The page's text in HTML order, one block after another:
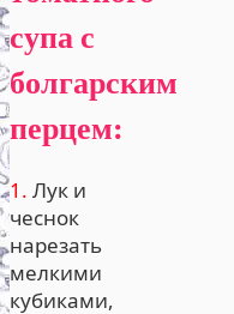
супа с
болгарским
перцем:
1. Лук и
чеснок
нарезать
мелкими
кубиками,